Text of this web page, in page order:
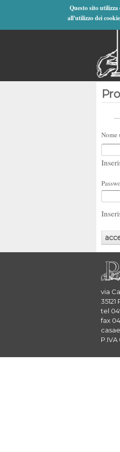
Questo sito
all'utilizzo dei
Nome
via
tel
fax